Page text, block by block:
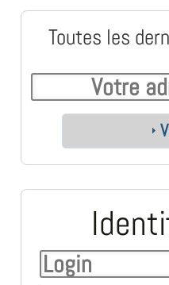
Toutes les